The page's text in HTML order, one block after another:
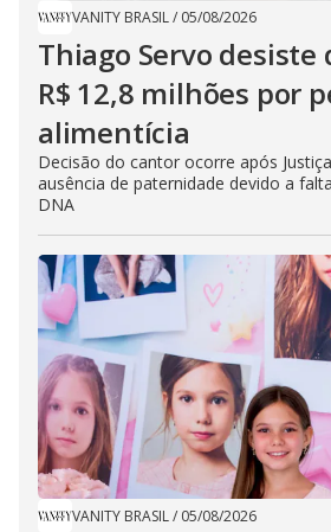
VANITY BRASIL/ 05/08/2026
Thiago Servo desiste
R$ 12,8 milhões por
alimentícia
Decisão do cantor ocorre após
ausência de paternidade devido a
DNA
VANITY BRASIL/ 05/08/2026